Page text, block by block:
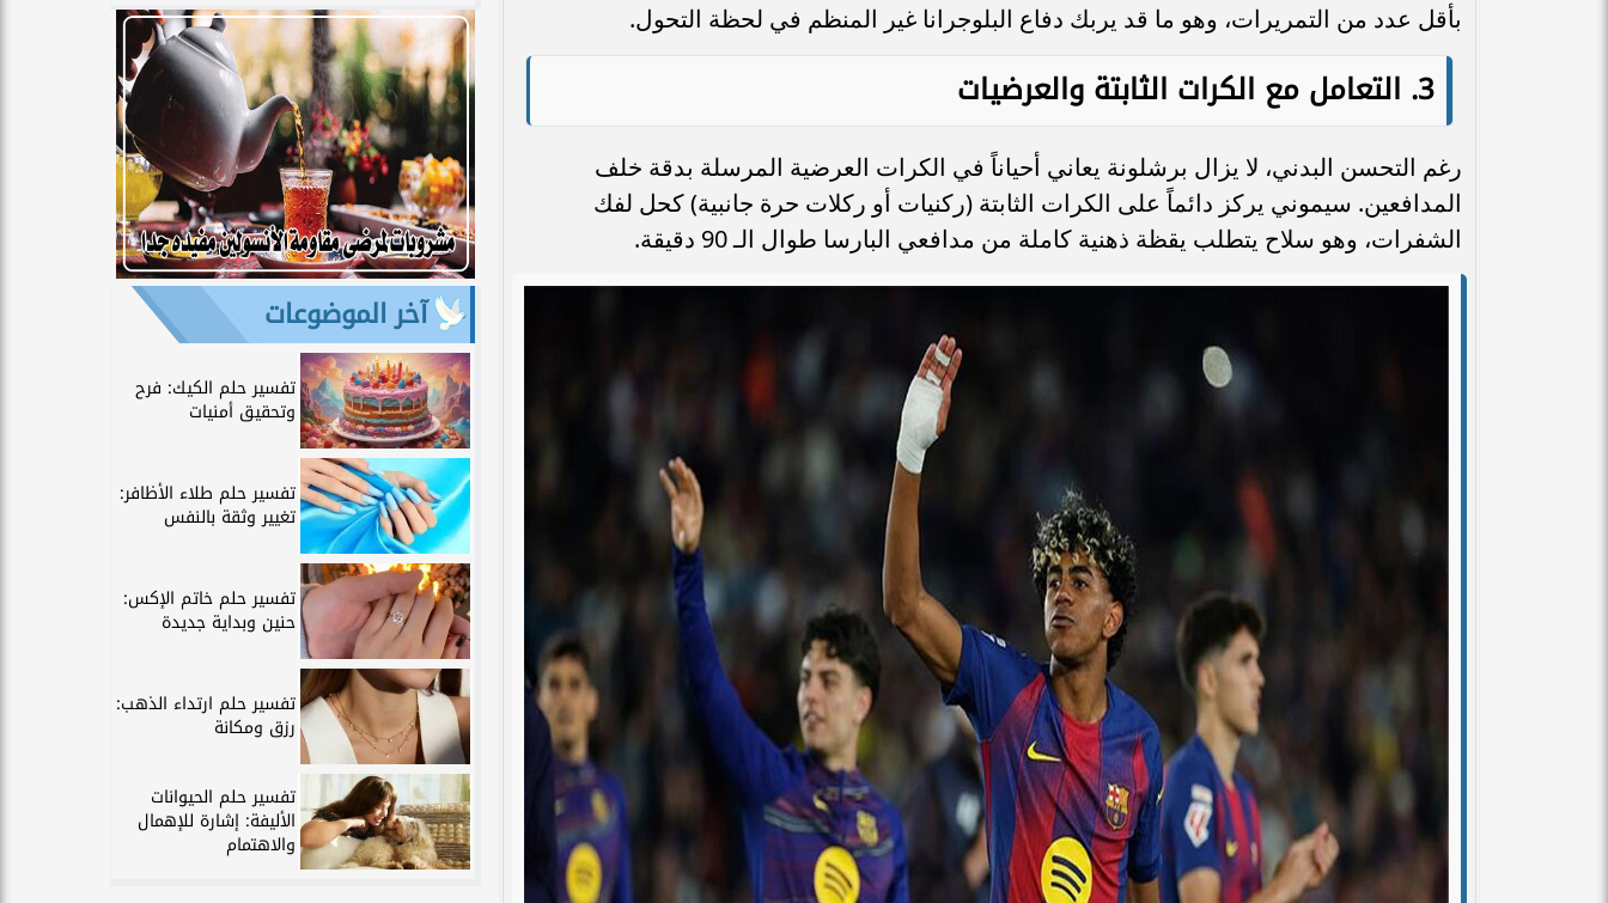
بأقل عدد من التمريرات، وهو ما قد يربك دفاع البلوجرانا غير المنظم في لحظة التحول.
3. التعامل مع الكرات الثابتة والعرضيات
رغم التحسن البدني، لا يزال برشلونة يعاني أحياناً في الكرات العرضية المرسلة بدقة خلف
المدافعين. سيموني يركز دائماً على الكرات الثابتة (ركنيات أو ركلات حرة جانبية) كحل لفك
الشفرات، وهو سلاح يتطلب يقظة ذهنية كاملة من مدافعي البارسا طوال الـ 90 دقيقة.
آخر الموضوعات
تفسير حلم الكيك: فرح
وتحقيق أمنيات
تفسير حلم طلاء الأظافر:
تغيير وثقة بالنفس
تفسير حلم خاتم الإكس:
حنين وبداية جديدة
تفسير حلم ارتداء الذهب:
رزق ومكانة
تفسير حلم الحيوانات
الأليفة: إشارة للإهمال
والاهتمام